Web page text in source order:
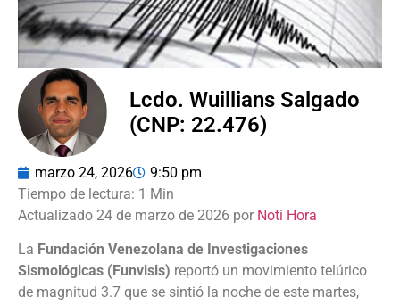
Lcdo. Wuillians Salgado
(CNP: 22.476)
marzo 24, 2026 9:50 pm
Actualizado 24 de marzo de 2026 por Noti Hora
La Fundación Venezolana de Investigaciones
Sismológicas (Funvisis) reportó un movimiento telúrico
de magnitud 3.7 que se sintió la noche de este martes,